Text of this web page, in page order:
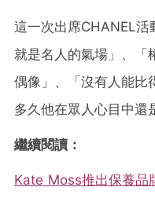
這一次出席CHANEL活
就是名人的氣場」、「
偶像」、「沒有人能比
多久他在眾人心目中還
繼續閱讀：
Kate Moss推出保養品